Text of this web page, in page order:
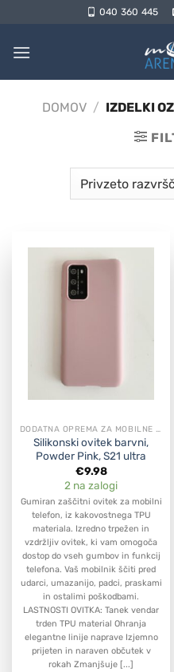
vsebino
040 360 445
DOMOV / IZDELKI
DODATNA OPREMA ZA MOBILNE APARATE
Silikonski ovitek barvni,
Powder Pink, S21 ultra
€9.98
2 na zalogi
Gumiran zaščitni ovitek za mobilni
telefon, iz kakovostnega TPU
materiala. Izredno trpežen in
vzdržljiv ovitek, ki vam omogoča
dostop do vseh gumbov in funkcij
telefona. Vaš mobilnik ščiti pred
udarci, umazanijo, padci, praskami
in ostalimi poškodbami.
LASTNOSTI OVITKA: Tanek vendar
trden TPU material Ohranja
elegantne linije naprave Izjemno
prijeten in naraven občutek v
rokah Zmanjšuje [...]